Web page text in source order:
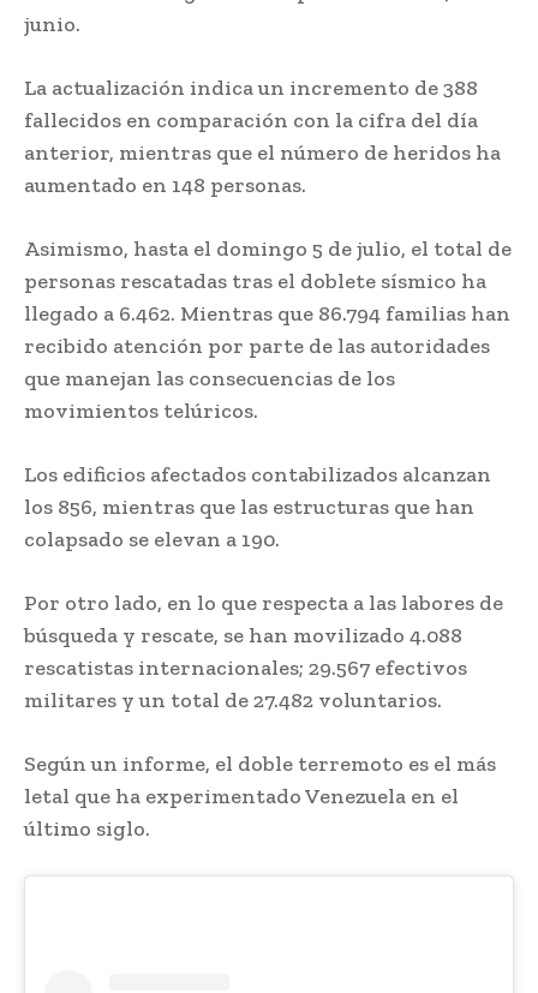
junio.
La actualización indica un incremento de 388
fallecidos en comparación con la cifra del día
anterior, mientras que el número de heridos ha
aumentado en 148 personas.
Asimismo, hasta el domingo 5 de julio, el total de
personas rescatadas tras el doblete sísmico ha
llegado a 6.462. Mientras que 86.794 familias han
recibido atención por parte de las autoridades
que manejan las consecuencias de los
movimientos telúricos.
Los edificios afectados contabilizados alcanzan
los 856, mientras que las estructuras que han
colapsado se elevan a 190.
Por otro lado, en lo que respecta a las labores de
búsqueda y rescate, se han movilizado 4.088
rescatistas internacionales; 29.567 efectivos
militares y un total de 27.482 voluntarios.
Según un informe, el doble terremoto es el más
letal que ha experimentado Venezuela en el
último siglo.